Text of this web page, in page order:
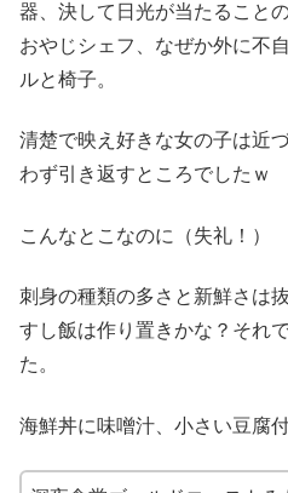
器、決して日光が当たること
おやじシェフ、なぜか外に不
ルと椅子。
清楚で映え好きな女の子は近
わず引き返すところでしたｗ
こんなとこなのに（失礼！）
刺身の種類の多さと新鮮さは抜
すし飯は作り置きかな？それ
た。
海鮮丼に味噌汁、小さい豆腐